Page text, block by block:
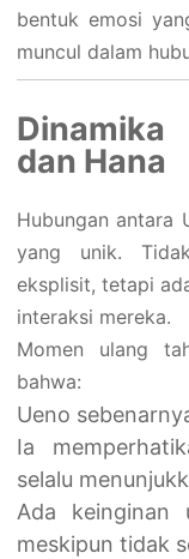
bentuk emosi
muncul dalam
dan Hana
Hubungan antara
yang unik.
eksplisit, tetapi
interaksi mereka.
Momen ulang
bahwa:
Ueno
Ia
selalu
Ada keinginan
meskipun tidak